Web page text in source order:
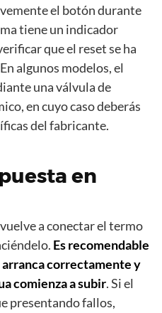
el botón durante
tiene un indicador
que el reset se ha
algunos modelos, el
una válvula de
en cuyo caso deberás
del fabricante.
en
a conectar el termo
Es recomendable
correctamente y
comienza a subir. Si el
presentando fallos,